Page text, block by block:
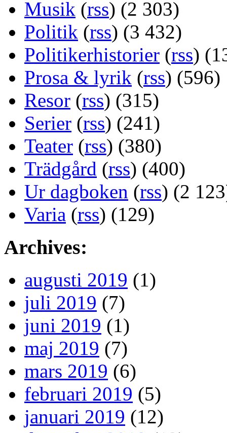
Musik (rss) (2 303)
Politik (rss) (3 432)
Politikerhistorier (rss)
Prosa & lyrik (rss) (596)
Resor (rss) (315)
Serier (rss) (241)
Teater (rss) (380)
Trädgård (rss) (400)
Ur dagboken (rss) (2
Varia (rss) (129)
Archives:
augusti 2019 (1)
juli 2019 (7)
juni 2019 (1)
maj 2019 (7)
mars 2019 (6)
februari 2019 (5)
januari 2019 (12)